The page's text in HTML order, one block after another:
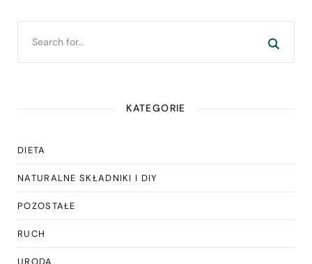
KATEGORIE
DIETA
NATURALNE SKŁADNIKI I DIY
POZOSTAŁE
RUCH